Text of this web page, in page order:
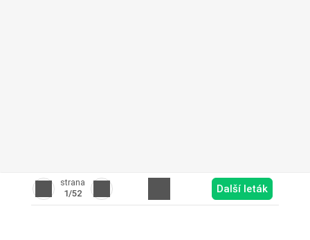
strana
1/52 Další leták